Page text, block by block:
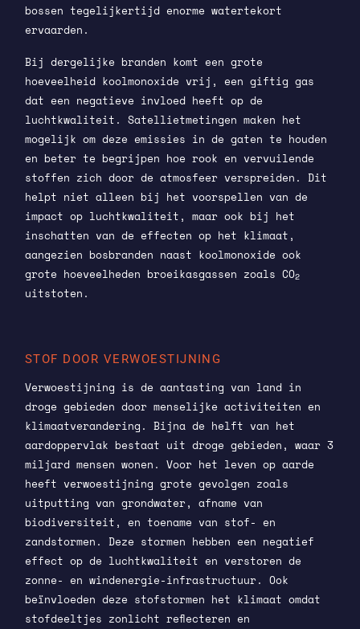
bossen tegelijkertijd enorme watertekort
ervaarden.
Bij dergelijke branden komt een grote
hoeveelheid koolmonoxide vrij, een giftig gas
dat een negatieve invloed heeft op de
luchtkwaliteit. Satellietmetingen maken het
mogelijk om deze emissies in de gaten te houden
en beter te begrijpen hoe rook en vervuilende
stoffen zich door de atmosfeer verspreiden. Dit
helpt niet alleen bij het voorspellen van de
impact op luchtkwaliteit, maar ook bij het
inschatten van de effecten op het klimaat,
aangezien bosbranden naast koolmonoxide ook
grote hoeveelheden broeikasgassen zoals CO2
uitstoten.
STOF DOOR VERWOESTIJNING
Verwoestijning is de aantasting van land in
droge gebieden door menselijke activiteiten en
klimaatverandering. Bijna de helft van het
aardoppervlak bestaat uit droge gebieden, waar 3
miljard mensen wonen. Voor het leven op aarde
heeft verwoestijning grote gevolgen zoals
uitputting van grondwater, afname van
biodiversiteit, en toename van stof- en
zandstormen. Deze stormen hebben een negatief
effect op de luchtkwaliteit en verstoren de
zonne- en windenergie-infrastructuur. Ook
beïnvloeden deze stofstormen het klimaat omdat
stofdeeltjes zonlicht reflecteren en